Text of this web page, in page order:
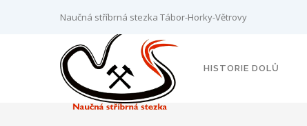
Naučná stříbrná stezka Tábor-Horky-Větrovy
HISTORIE DOLŮ